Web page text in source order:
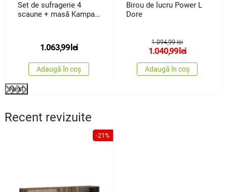
Set de sufragerie 4
scaune + masă Kampali,
1.063,99lei
Adaugă în coș
Birou de lucru Power L
Dore
1.094,99 lei
1.040,99lei
Adaugă în coș
Next
Recent revizuite
-21%